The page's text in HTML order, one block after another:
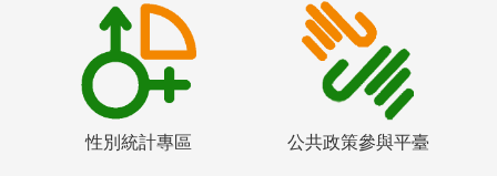
性別統計專區 公共政策參與平臺